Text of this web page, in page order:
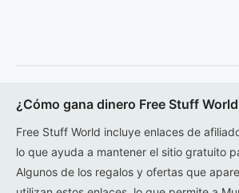
¿Cómo gana dinero Free Stuff
Free Stuff World incluye enlaces de
lo que ayuda a mantener el sitio gratuito
Algunos de los regalos y ofertas que